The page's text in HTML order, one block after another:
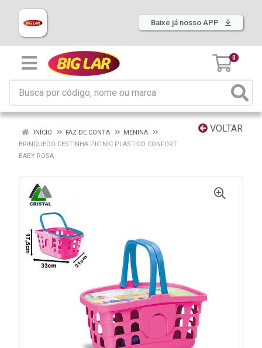
Baixe já nosso APP
0
VOLTAR
INÍCIO FAZ DE CONTA
MENINA
BRINQUEDO CESTINHA PIC NIC PLASTICO CONFORT
BABY ROSA